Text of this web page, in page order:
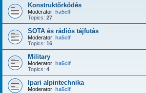
Konstruktőrködés
Moderator: ha5clf
Topics: 27
SOTA és rádiós tájfutás
Moderator: ha5clf
Topics: 16
Military
Moderator: ha5clf
Topics: 4
Ipari alpintechnika
Moderator: ha5clf